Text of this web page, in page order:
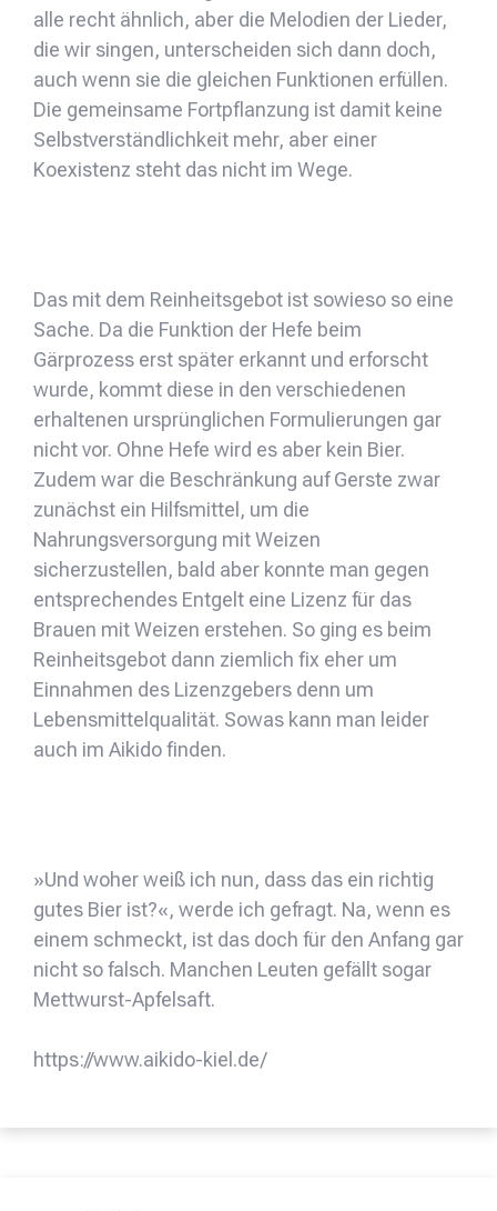
alle recht ähnlich, aber die Melodien der Lieder,
die wir singen, unterscheiden sich dann doch,
auch wenn sie die gleichen Funktionen erfüllen.
Die gemeinsame Fortpflanzung ist damit keine
Selbstverständlichkeit mehr, aber einer
Koexistenz steht das nicht im Wege.
Das mit dem Reinheitsgebot ist sowieso so eine
Sache. Da die Funktion der Hefe beim
Gärprozess erst später erkannt und erforscht
wurde, kommt diese in den verschiedenen
erhaltenen ursprünglichen Formulierungen gar
nicht vor. Ohne Hefe wird es aber kein Bier.
Zudem war die Beschränkung auf Gerste zwar
zunächst ein Hilfsmittel, um die
Nahrungsversorgung mit Weizen
sicherzustellen, bald aber konnte man gegen
entsprechendes Entgelt eine Lizenz für das
Brauen mit Weizen erstehen. So ging es beim
Reinheitsgebot dann ziemlich fix eher um
Einnahmen des Lizenzgebers denn um
Lebensmittelqualität. Sowas kann man leider
auch im Aikido finden.
»Und woher weiß ich nun, dass das ein richtig
gutes Bier ist?«, werde ich gefragt. Na, wenn es
einem schmeckt, ist das doch für den Anfang gar
nicht so falsch. Manchen Leuten gefällt sogar
Mettwurst-Apfelsaft.
https://www.aikido-kiel.de/